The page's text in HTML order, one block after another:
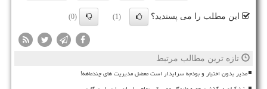
این مطلب را می پسندید؟ (1)
(0)
تازه ترین مطالب مرتبط
مدیر بدون اختیار و بودجه سرایدار است معضل مدیریت های چندماهه!